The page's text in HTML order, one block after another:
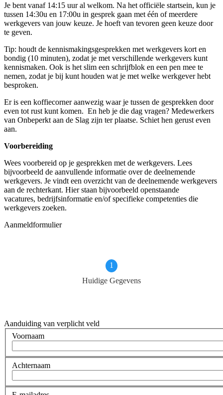
Je bent vanaf 14:15 uur al welkom. Na het officiële startsein, kun je
tussen 14:30u en 17:00u in gesprek gaan met één of meerdere
werkgevers van jouw keuze. Je hoeft van tevoren geen keuze door
te geven.
Tip: houdt de kennismakingsgesprekken met werkgevers kort en
bondig (10 minuten), zodat je met verschillende werkgevers kunt
kennismaken. Ook is het slim een schrijfblok en een pen mee te
nemen, zodat je bij kunt houden wat je met welke werkgever hebt
besproken.
Er is een koffiecorner aanwezig waar je tussen de gesprekken door
even tot rust kunt komen. En heb je die dag vragen? Medewerkers
van Onbeperkt aan de Slag zijn ter plaatse. Schiet hen gerust even
aan.
Voorbereiding
Wees voorbereid op je gesprekken met de werkgevers. Lees
bijvoorbeeld de aanvullende informatie over de deelnemende
werkgevers. Je vindt een overzicht van de deelnemende werkgevers
aan de rechterkant. Hier staan bijvoorbeeld openstaande
vacatures, bedrijfsinformatie en/of specifieke competenties die
werkgevers zoeken.
Aanmeldformulier
Huidige Gegevens
Aanduiding van verplicht veld
Voornaam
Achternaam